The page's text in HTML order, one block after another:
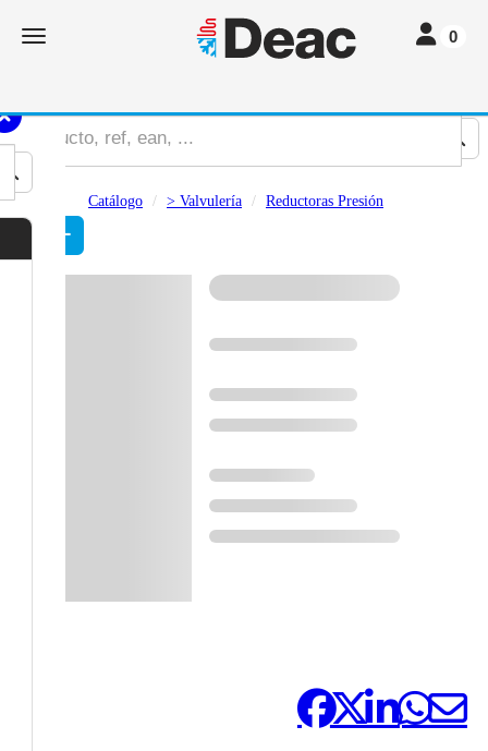
Toggle navigation Toggle
0
Catálogo > Valvulería Reductoras Presión